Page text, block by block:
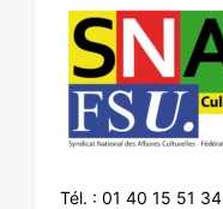
Tél. : 01 40 15 51 34